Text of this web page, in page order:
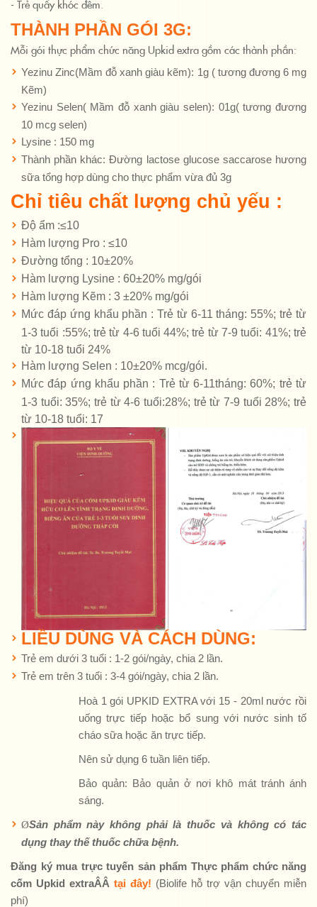
- Trẻ quấy khóc đêm.
THÀNH PHẦN GÓI 3G:
Mỗi gói thực phẩm chức năng Upkid extra gồm các thành phần:
Yezinu Zinc(Mầm đỗ xanh giàu kẽm): 1g ( tương đương 6 mg
Kẽm)
Yezinu Selen( Mầm đỗ xanh giàu selen): 01g( tương đương
10 mcg selen)
Lysine : 150 mg
Thành phần khác: Đường lactose glucose saccarose hương
sữa tổng hợp dùng cho thực phẩm vừa đủ 3g
Chỉ tiêu chất lượng chủ yếu :
Độ ẩm :≤10
Hàm lượng Pro : ≤10
Đường tổng : 10±20%
Hàm lượng Lysine : 60±20% mg/gói
Hàm lượng Kẽm : 3 ±20% mg/gói
Mức đáp ứng khẩu phần : Trẻ từ 6-11 tháng: 55%; trẻ từ
1-3 tuổi :55%; trẻ từ 4-6 tuổi 44%; trẻ từ 7-9 tuổi: 41%; trẻ
từ 10-18 tuổi 24%
Hàm lượng Selen : 10±20% mcg/gói.
Mức đáp ứng khẩu phần : Trẻ từ 6-11tháng: 60%; trẻ từ
1-3 tuổi: 35%; trẻ từ 4-6 tuổi:28%; trẻ từ 7-9 tuổi 28%; trẻ
từ 10-18 tuổi: 17
LIỀU DÙNG VÀ CÁCH DÙNG:
Trẻ em dưới 3 tuổi : 1-2 gói/ngày, chia 2 lần.
Trẻ em trên 3 tuổi : 3-4 gói/ngày, chia 2 lần.
Hoà 1 gói UPKID EXTRA với 15 - 20ml nước rồi
uống trực tiếp hoặc bổ sung với nước sinh tố
cháo sữa hoặc ăn trực tiếp.
Nên sử dụng 6 tuần liên tiếp.
Bảo quản: Bảo quản ở nơi khô mát tránh ánh
sáng.
ØSản phẩm này không phải là thuốc và không có tác
dụng thay thế thuốc chữa bệnh.
Đăng ký mua trực tuyến sản phẩm Thực phẩm chức năng
cốm Upkid extraÂÂ tại đây! (Biolife hỗ trợ vận chuyển miễn
phí)